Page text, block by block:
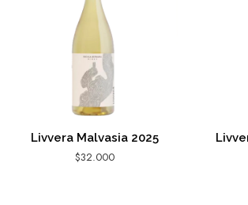
Livvera Malvasia 2025
$32.000